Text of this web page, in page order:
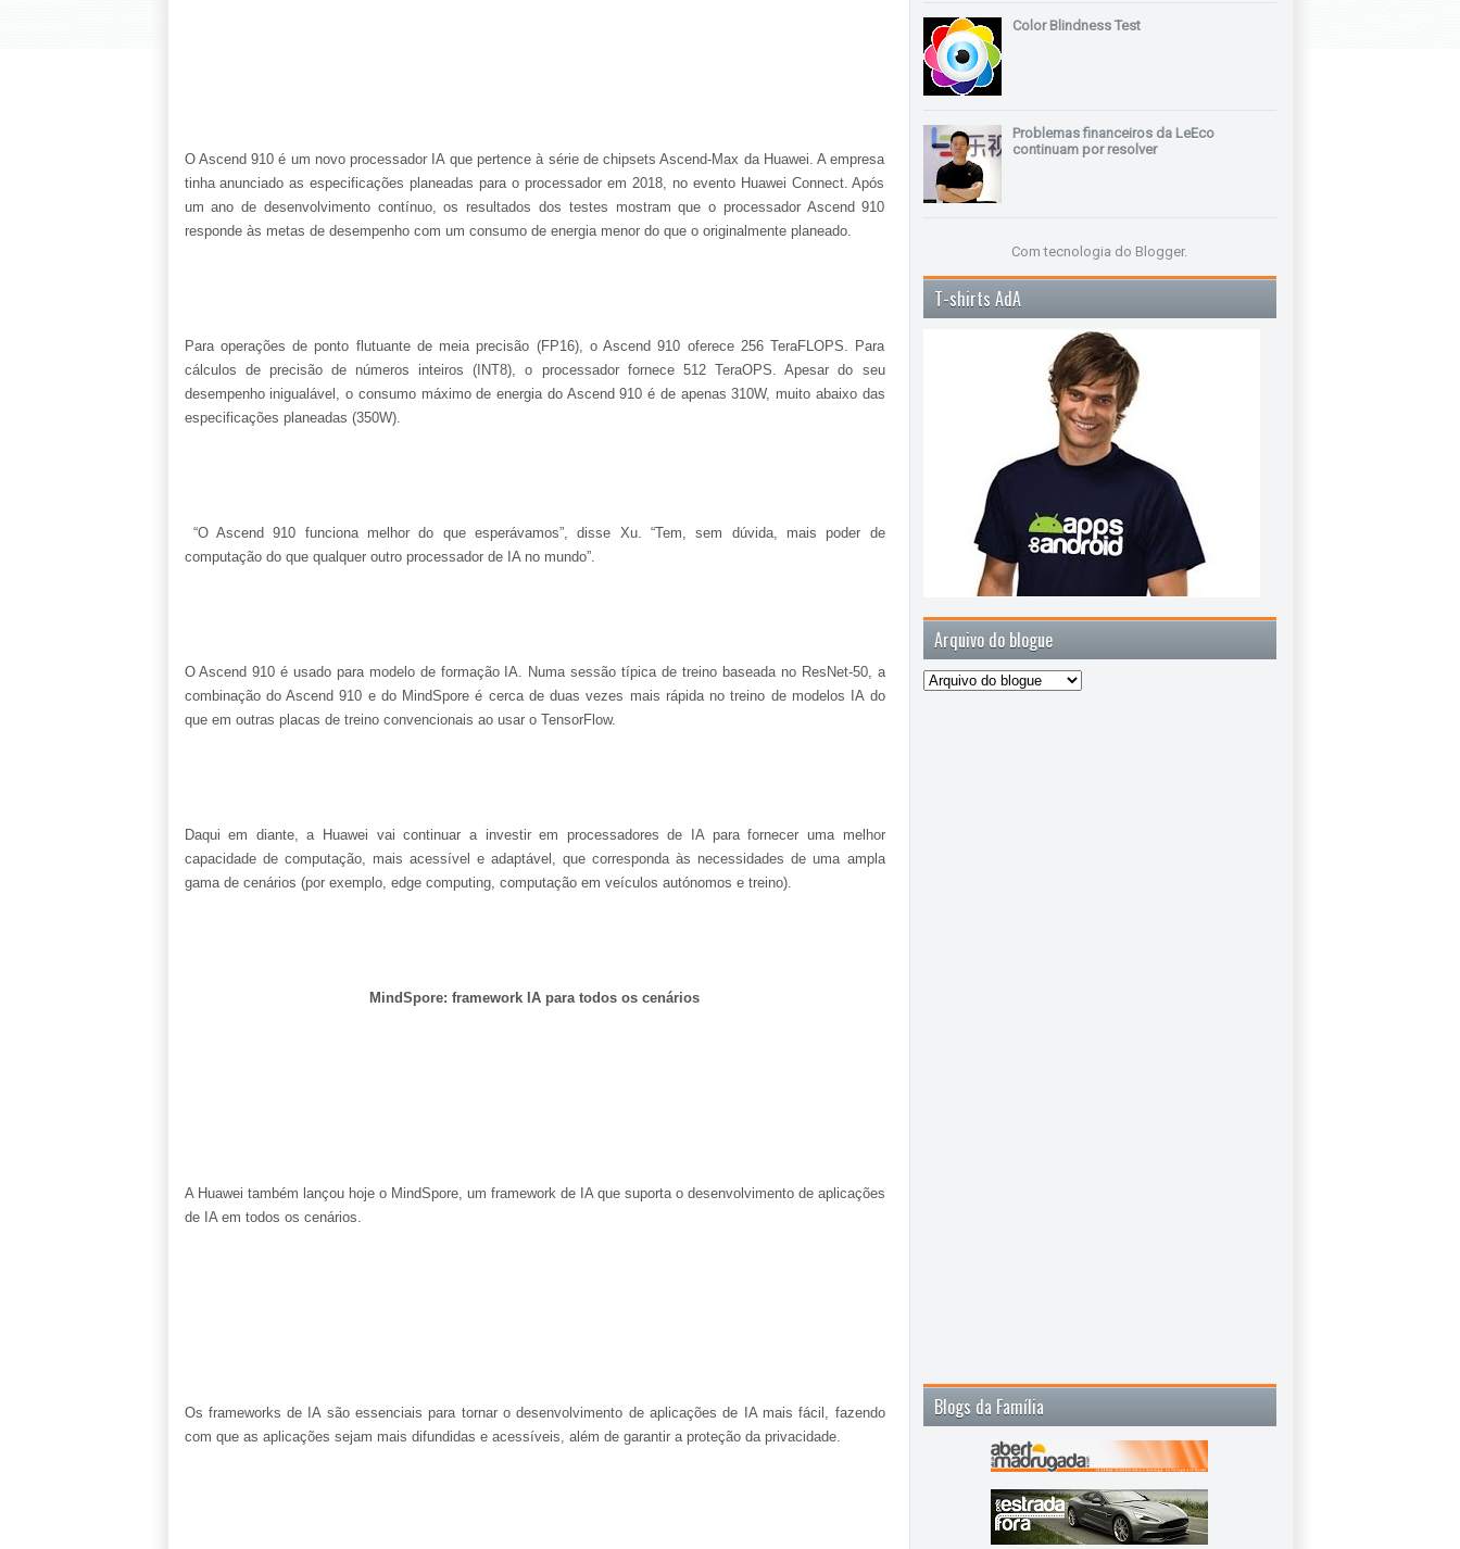
O Ascend 910 é um novo processador IA que pertence à série de chipsets Ascend-Max da Huawei. A empresa
tinha anunciado as especificações planeadas para o processador em 2018, no evento Huawei Connect. Após
um ano de desenvolvimento contínuo, os resultados dos testes mostram que o processador Ascend 910
responde às metas de desempenho com um consumo de energia menor do que o originalmente planeado.
Para operações de ponto flutuante de meia precisão (FP16), o Ascend 910 oferece 256 TeraFLOPS. Para
cálculos de precisão de números inteiros (INT8), o processador fornece 512 TeraOPS. Apesar do seu
desempenho inigualável, o consumo máximo de energia do Ascend 910 é de apenas 310W, muito abaixo das
especificações planeadas (350W).
“O Ascend 910 funciona melhor do que esperávamos”, disse Xu. “Tem, sem dúvida, mais poder de
computação do que qualquer outro processador de IA no mundo”.
O Ascend 910 é usado para modelo de formação IA. Numa sessão típica de treino baseada no ResNet-50, a
combinação do Ascend 910 e do MindSpore é cerca de duas vezes mais rápida no treino de modelos IA do
que em outras placas de treino convencionais ao usar o TensorFlow.
Daqui em diante, a Huawei vai continuar a investir em processadores de IA para fornecer uma melhor
capacidade de computação, mais acessível e adaptável, que corresponda às necessidades de uma ampla
gama de cenários (por exemplo, edge computing, computação em veículos autónomos e treino).
MindSpore: framework IA para todos os cenários
A Huawei também lançou hoje o MindSpore, um framework de IA que suporta o desenvolvimento de aplicações
de IA em todos os cenários.
Os frameworks de IA são essenciais para tornar o desenvolvimento de aplicações de IA mais fácil, fazendo
com que as aplicações sejam mais difundidas e acessíveis, além de garantir a proteção da privacidade.
Color Blindness Test
Problemas financeiros da LeEco
continuam por resolver
Com tecnologia do Blogger.
T-shirts AdA
Arquivo do blogue
Blogs da Família